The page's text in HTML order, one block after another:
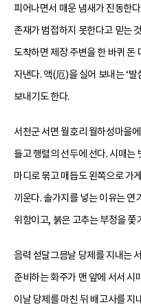
피어나면서 매운 냄새가 진동한
존재가 범접하지 못한다고 믿는
도착하면 제장 주변을 한 바퀴 돈
지낸다. 액(厄)을 실어 보내는 ‘발
보내기도 한다.
서천군 서면 월호리 월하성마을
들고 행렬의 선두에 선다. 시매는
마디로 묶고 매듭도 왼쪽으로 가
끼운다. 솔가지를 넣는 이유는 연
위함이고, 붉은 고추는 부정을 쫓
음력 섣달그믐날 당제를 지내는
준비하는 화주가 맨 앞에 서서 시
이날 당제를 마친 뒤 배고사를